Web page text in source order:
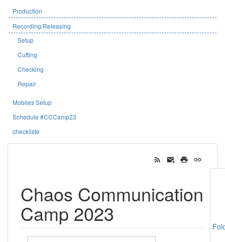
Production
Recording/Releasing
Setup
Cutting
Checking
Repair
Mobiles Setup
Schedule #CCCamp23
checkliste
Chaos Communication
Camp 2023